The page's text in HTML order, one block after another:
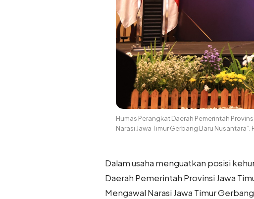
Humas Perangkat Daerah Pemerintah
Narasi Jawa Timur Gerbang Baru Nusantara”.
Dalam usaha menguatkan posisi
Daerah Pemerintah Provinsi Jawa
Mengawal Narasi Jawa Timur